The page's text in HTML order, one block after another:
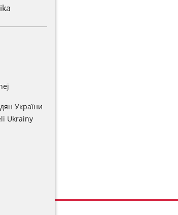
України
Ukrainy